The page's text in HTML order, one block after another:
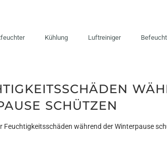
Kühlung Luftreiniger
SCHÜTZEN
Feuchtigkeitsschäden während der Winterpause